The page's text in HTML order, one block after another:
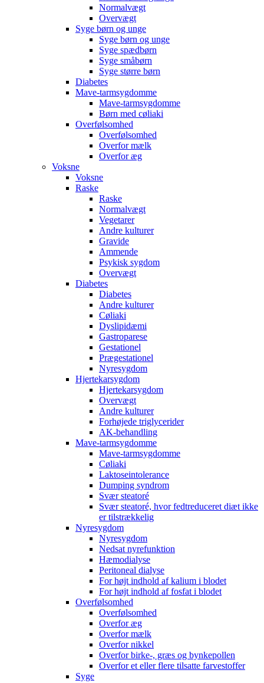
Normalvægt
Overvægt
Syge børn og unge
Syge børn og unge
Syge spædbørn
Syge småbørn
Syge større børn
Diabetes
Mave-tarmsygdomme
Mave-tarmsygdomme
Børn med cøliaki
Overfølsomhed
Overfølsomhed
Overfor mælk
Overfor æg
Voksne
Voksne
Raske
Raske
Normalvægt
Vegetarer
Andre kulturer
Gravide
Ammende
Psykisk sygdom
Overvægt
Diabetes
Diabetes
Andre kulturer
Cøliaki
Dyslipidæmi
Gastroparese
Gestationel
Prægestationel
Nyresygdom
Hjertekarsygdom
Hjertekarsygdom
Overvægt
Andre kulturer
Forhøjede triglycerider
AK-behandling
Mave-tarmsygdomme
Mave-tarmsygdomme
Cøliaki
Laktoseintolerance
Dumping syndrom
Svær steatoré
Svær steatoré, hvor fedtreduceret diæt ikke
er tilstrækkelig
Nyresygdom
Nyresygdom
Nedsat nyrefunktion
Hæmodialyse
Peritoneal dialyse
For højt indhold af kalium i blodet
For højt indhold af fosfat i blodet
Overfølsomhed
Overfølsomhed
Overfor æg
Overfor mælk
Overfor nikkel
Overfor birke-, græs og bynkepollen
Overfor et eller flere tilsatte farvestoffer
Syge